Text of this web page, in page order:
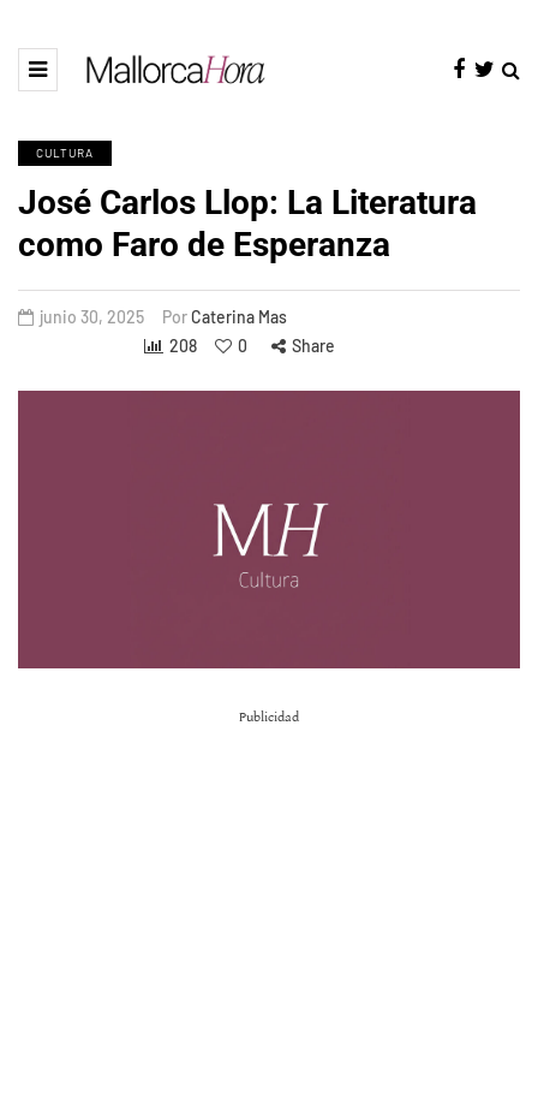
CULTURA
José Carlos Llop: La Literatura
como Faro de Esperanza
junio 30, 2025 PorCaterina Mas
208
0 Share
Publicidad